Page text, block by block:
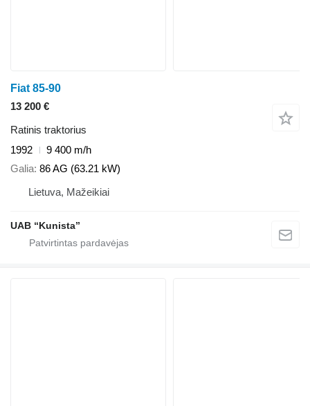
Fiat 85-90
13 200 €
Ratinis traktorius
1992
9 400 m/h
Galia 86 AG (63.21 kW)
Lietuva, Mažeikiai
UAB “Kunista”